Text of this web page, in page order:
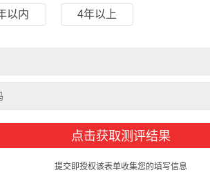
以内 4年以上
提交即授权该表单收集您的填写信息